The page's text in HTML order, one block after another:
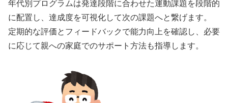
年代別プログラムは発達段階に合わせた運動課題を段階的
に配置し、達成度を可視化して次の課題へと繋げます。
定期的な評価とフィードバックで能力向上を確認し、必要
に応じて親への家庭でのサポート方法も指導します。